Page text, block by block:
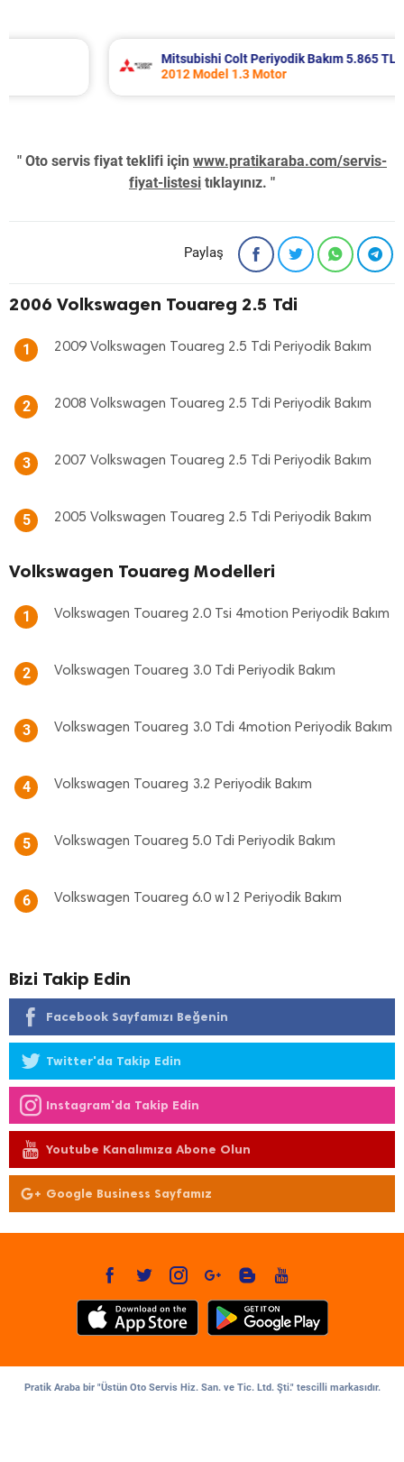
Mitsubishi Colt Periyodik Bakım 5.865 TL
2012 Model 1.3 Motor
" Oto servis fiyat teklifi için www.pratikaraba.com/servis-
fiyat-listesi tıklayınız. "
Paylaş
2006 Volkswagen Touareg 2.5 Tdi
1 2009 Volkswagen Touareg 2.5 Tdi Periyodik Bakım
2 2008 Volkswagen Touareg 2.5 Tdi Periyodik Bakım
3 2007 Volkswagen Touareg 2.5 Tdi Periyodik Bakım
5 2005 Volkswagen Touareg 2.5 Tdi Periyodik Bakım
Volkswagen Touareg Modelleri
1 Volkswagen Touareg 2.0 Tsi 4motion Periyodik Bakım
2 Volkswagen Touareg 3.0 Tdi Periyodik Bakım
3 Volkswagen Touareg 3.0 Tdi 4motion Periyodik Bakım
4 Volkswagen Touareg 3.2 Periyodik Bakım
5 Volkswagen Touareg 5.0 Tdi Periyodik Bakım
6 Volkswagen Touareg 6.0 w12 Periyodik Bakım
Bizi Takip Edin
Facebook Sayfamızı Beğenin
Twitter'da Takip Edin
Instagram'da Takip Edin
Youtube Kanalımıza Abone Olun
Google Business Sayfamız
Pratik Araba bir "Üstün Oto Servis Hiz. San. ve Tic. Ltd. Şti." tescilli markasıdır.